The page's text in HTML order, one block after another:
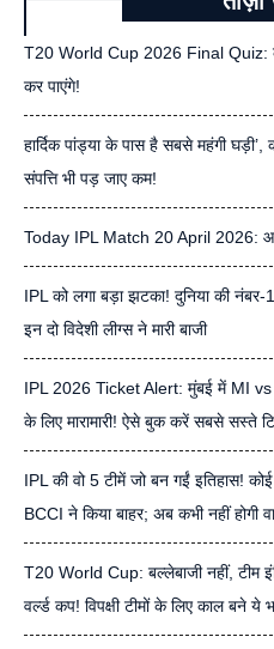
T20 World Cup 2026 Final Quiz:
कर पाएंगे!
हार्दिक पांड्या के पास है सबसे महंगी
संपत्ति भी पड़ जाए कम!
Today IPL Match 20 April 2026:
IPL को लगा बड़ा झटका! दुनिया की
इन दो विदेशी लीग्स ने मारी बाजी
IPL 2026 Ticket Alert: मुंबई में MI
के लिए मारामारी! ऐसे बुक करें सबसे सस्ते
IPL की वो 5 टीमें जो बन गईं इतिहास!
BCCI ने किया बाहर; अब कभी नहीं होगी
T20 World Cup: बल्लेबाजी नहीं, टीम
वर्ल्ड कप! विपक्षी टीमों के लिए काल बने ये